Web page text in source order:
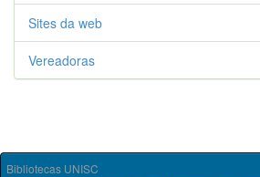
Sites da web
Vereadoras
Bibliotecas UNISC